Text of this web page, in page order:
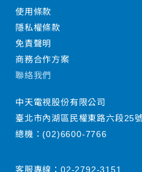
使用條款
隱私權條款
免責聲明
商務合作方案
聯絡我們
中天電視股份有限公司
臺北市內湖區民權東路六段25
總機：(02)6600-7766
客服專線： 02-2792-3151